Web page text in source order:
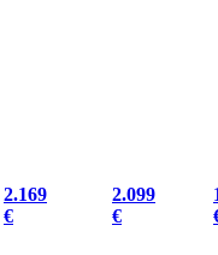
2.169
€
2.099
€